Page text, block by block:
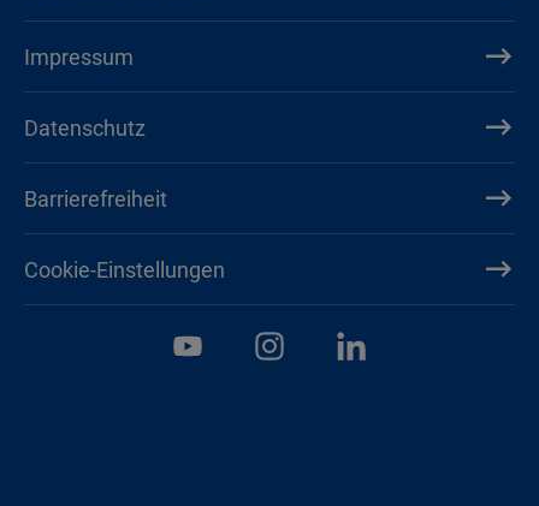
Impressum
Datenschutz
Barrierefreiheit
Cookie-Einstellungen